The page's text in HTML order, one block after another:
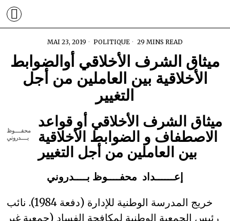
MAI 23, 2019 POLITIQUE 29 MINS READ
ميثاق الشرف الأخلاقي أوالضوابط
الأخلاقية بين العاملين من أجل
التغيير
محفــــوظ
بــــدروني
ميثاق الشرف الأخلاقي أو قواعد
الاصطفاف و الضوابط الأخلاقية
بين العاملين من أجل التغيير
إعــــــداد محفــــوظ بــــدروني
خريج المدرسة الوطنية للإدارة (دفعة 1984). نائب
رئيس الجمعية الوطنية لمكافحة الفساد (جمعية غير